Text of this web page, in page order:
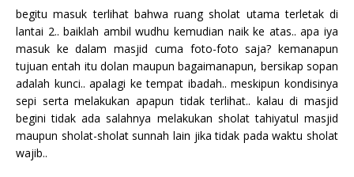
begitu masuk terlihat bahwa ruang sholat utama terletak di
lantai 2.. baiklah ambil wudhu kemudian naik ke atas.. apa iya
masuk ke dalam masjid cuma foto-foto saja? kemanapun
tujuan entah itu dolan maupun bagaimanapun, bersikap sopan
adalah kunci.. apalagi ke tempat ibadah.. meskipun kondisinya
sepi serta melakukan apapun tidak terlihat.. kalau di masjid
begini tidak ada salahnya melakukan sholat tahiyatul masjid
maupun sholat-sholat sunnah lain jika tidak pada waktu sholat
wajib..